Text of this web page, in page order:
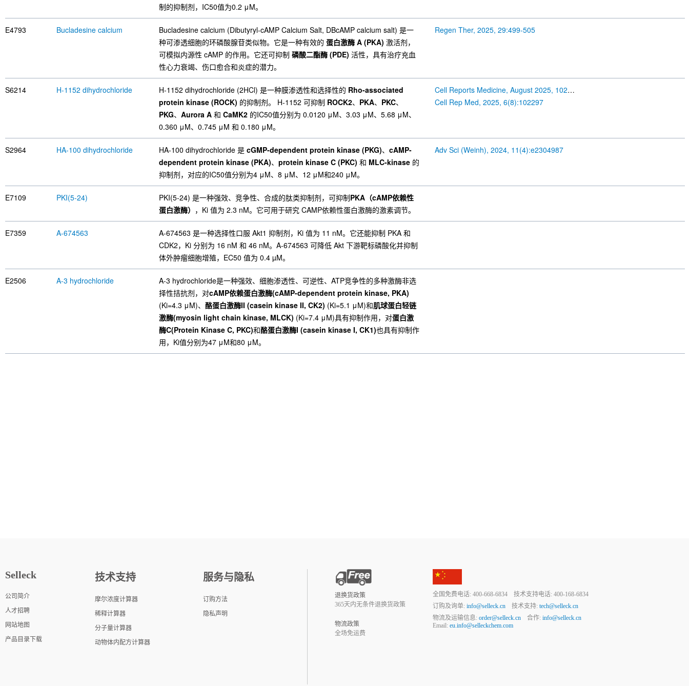
制的抑制剂，IC50值为0.2 μM。
E4793 Bucladesine calcium
Bucladesine calcium (Dibutyryl-cAMP Calcium Salt, DBcAMP calcium salt) 是一
种可渗透细胞的环磷酸腺苷类似物。它是一种有效的 蛋白激酶 A (PKA) 激活剂，
可模拟内源性 cAMP 的作用。它还可抑制 磷酸二酯酶 (PDE) 活性，具有治疗充血
性心力衰竭、伤口愈合和炎症的潜力。
Regen Ther, 2025, 29:499-505
S6214 H-1152 dihydrochloride H-1152 dihydrochloride (2HCl) 是一种膜渗透性和选择性的 Rho-associated
protein kinase (ROCK) 的抑制剂。 H-1152 可抑制 ROCK2、 PKA、 PKC、
PKG、 Aurora A 和 CaMK2 的IC50值分别为 0.0120 μM、3.03 μM、5.68 μM、
0.360 μM、0.745 μM 和 0.180 μM。
Cell Reports Medicine, August 2025, 102297
Cell Rep Med, 2025, 6(8):102297
S2964 HA-100 dihydrochloride HA-100 dihydrochloride 是 cGMP-dependent protein kinase (PKG)、 cAMP-
dependent protein kinase (PKA)、 protein kinase C (PKC) 和 MLC-kinase 的
抑制剂，对应的IC50值分别为4 μM、8 μM、12 μM和240 μM。
Adv Sci (Weinh), 2024, 11(4):e2304987
E7109 PKI(5-24) PKI(5-24) 是一种强效、竞争性、合成的肽类抑制剂，可抑制PKA（cAMP依赖性
蛋白激酶） ，Ki 值为 2.3 nM。它可用于研究 CAMP依赖性蛋白激酶的激素调节。
E7359 A-674563
A-674563 是一种选择性口服 Akt1 抑制剂，Ki 值为 11 nM。它还能抑制 PKA 和
CDK2，Ki 分别为 16 nM 和 46 nM。A-674563 可降低 Akt 下游靶标磷酸化并抑制
体外肿瘤细胞增殖，EC50 值为 0.4 µM。
E2506 A-3 hydrochloride
A-3 hydrochloride是一种强效、细胞渗透性、可逆性、ATP竞争性的多种激酶非选
择性拮抗剂，对cAMP依赖蛋白激酶(cAMP-dependent protein kinase, PKA)
(Ki=4.3 μM)、 酪蛋白激酶II (casein kinase II, CK2) (Ki=5.1 μM)和肌球蛋白轻链
激酶(myosin light chain kinase, MLCK) (Ki=7.4 μM)具有抑制作用，对蛋白激
酶C(Protein Kinase C, PKC)和酪蛋白激酶I (casein kinase I, CK1)也具有抑制作
用，Ki值分别为47 μM和80 μM。
Selleck
公司简介
人才招聘
网站地图
产品目录下载
技术支持
摩尔浓度计算器
稀释计算器
分子量计算器
动物体内配方计算器
服务与隐私
订购方法
隐私声明
退换货政策
365天内无条件退换货政策
物流政策
全场免运费
全国免费电话: 400-668-6834 技术支持电话: 400-168-6834
订购及询单: info@selleck.cn 技术支持: tech@selleck.cn
物流及运输信息: order@selleck.cn 合作: info@selleck.cn
Email: eu.info@selleckchem.com